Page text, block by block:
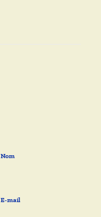
Nom
E-mail